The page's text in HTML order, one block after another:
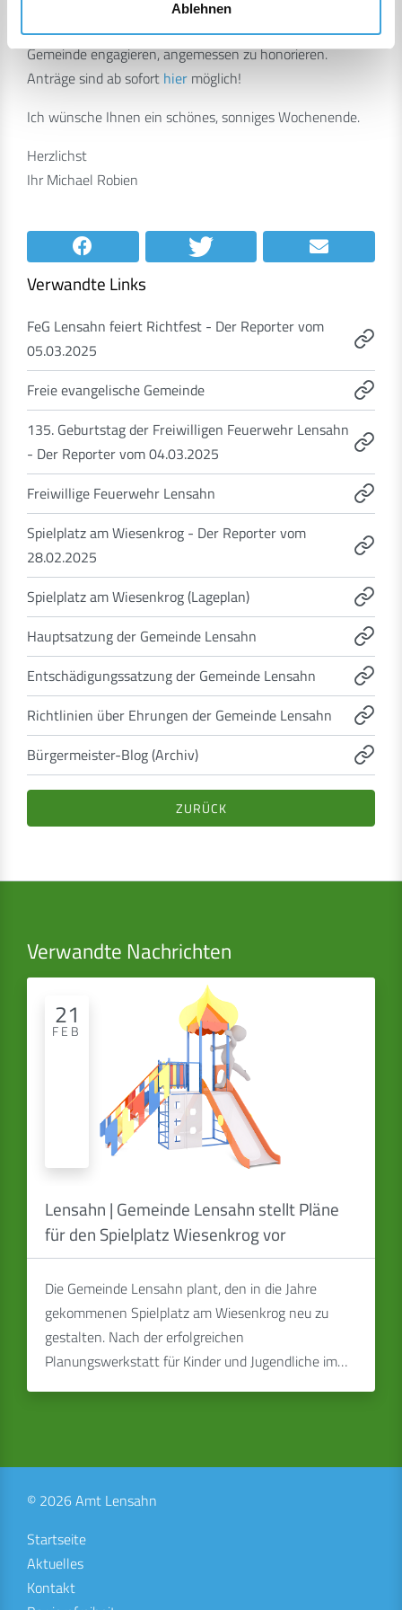
Ablehnen
Diese Richtlinien sollen dazu dienen, die wertvolle Arbeit
von Einzelpersonen und Gruppen, die sich in unserer
Gemeinde engagieren, angemessen zu honorieren.
Anträge sind ab sofort hier möglich!
Ich wünsche Ihnen ein schönes, sonniges Wochenende.
Herzlichst
Ihr Michael Robien
Verwandte Links
FeG Lensahn feiert Richtfest - Der Reporter vom
05.03.2025
Freie evangelische Gemeinde
135. Geburtstag der Freiwilligen Feuerwehr Lensahn
- Der Reporter vom 04.03.2025
Freiwillige Feuerwehr Lensahn
Spielplatz am Wiesenkrog - Der Reporter vom
28.02.2025
Spielplatz am Wiesenkrog (Lageplan)
Hauptsatzung der Gemeinde Lensahn
Entschädigungssatzung der Gemeinde Lensahn
Richtlinien über Ehrungen der Gemeinde Lensahn
Bürgermeister-Blog (Archiv)
ZURÜCK
Verwandte Nachrichten
21
FEB
Lensahn | Gemeinde Lensahn stellt Pläne
für den Spielplatz Wiesenkrog vor
Die Gemeinde Lensahn plant, den in die Jahre
gekommenen Spielplatz am Wiesenkrog neu zu
gestalten. Nach der erfolgreichen
Planungswerkstatt für Kinder und Jugendliche im…
© 2026 Amt Lensahn
Startseite
Aktuelles
Kontakt